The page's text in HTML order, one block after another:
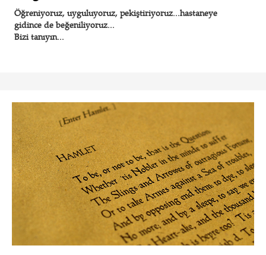
Öğreniyoruz, uyguluyoruz, pekiştiriyoruz...hastaneye
gidince de beğeniliyoruz...
Bizi tanıyın...